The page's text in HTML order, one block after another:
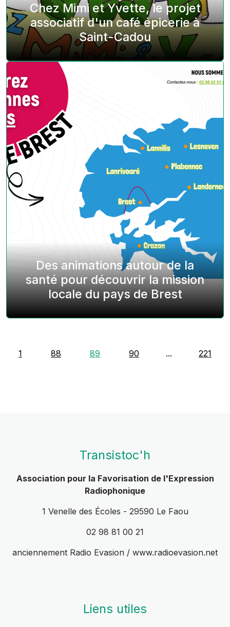
Chez Mimi et Yvette, le projet
associatif d'un café épicerie à
Saint-Cadou
Des animations autour de la
santé pour découvrir la mission
locale du pays de Brest
1 88 89 90 ... 221
Transistoc'h
Association pour la Favorisation de l'Expression
Radiophonique
1 Venelle des Écoles - 29590 Le Faou
02 98 81 00 21
anciennement Radio Evasion / www.radioevasion.net
Liens utiles